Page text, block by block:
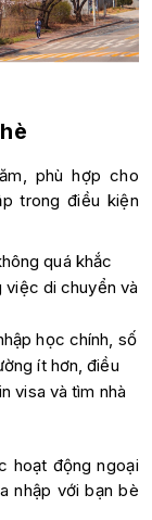
phù hợp cho
trong điều kiện
quá khắc
việc di chuyển và
học chính, số
ít hơn, điều
visa và tìm nhà
hoạt động ngoại
nhập với bạn bè